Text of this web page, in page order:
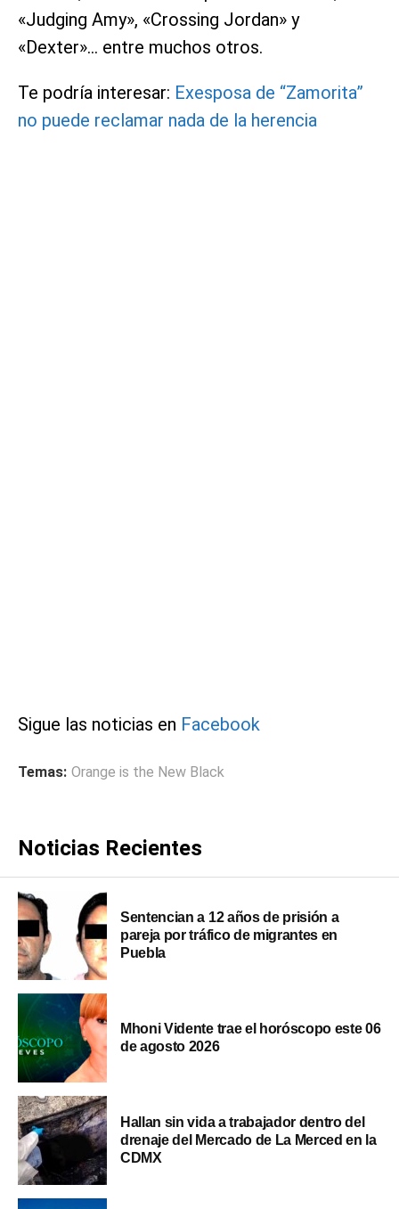
«Judging Amy», «Crossing Jordan» y
«Dexter»… entre muchos otros.
Te podría interesar: Exesposa de “Zamorita”
no puede reclamar nada de la herencia
Sigue las noticias en Facebook
Temas: Orange is the New Black
Noticias Recientes
Sentencian a 12 años de prisión a
pareja por tráfico de migrantes en
Puebla
Mhoni Vidente trae el horóscopo este 06
de agosto 2026
Hallan sin vida a trabajador dentro del
drenaje del Mercado de La Merced en la
CDMX